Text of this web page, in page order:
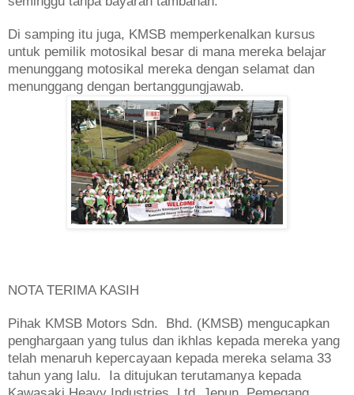
Di samping itu juga, KMSB memperkenalkan kursus
untuk pemilik motosikal besar di mana mereka belajar
menunggang motosikal mereka dengan selamat dan
menunggang dengan bertanggungjawab.
NOTA TERIMA KASIH
Pihak KMSB Motors Sdn. Bhd. (KMSB) mengucapkan
penghargaan yang tulus dan ikhlas kepada mereka yang
telah menaruh kepercayaan kepada mereka selama 33
tahun yang lalu. Ia ditujukan terutamanya kepada